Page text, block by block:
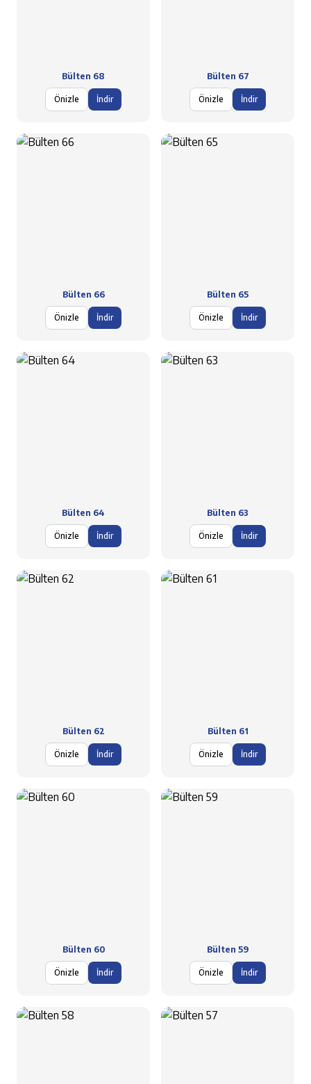
Bülten 68
Önizle İndir
Bülten 67
Önizle İndir
Bülten 66
Önizle İndir
Bülten 65
Önizle İndir
Bülten 64
Önizle İndir
Bülten 63
Önizle İndir
Bülten 62
Önizle İndir
Bülten 61
Önizle İndir
Bülten 60
Önizle İndir
Bülten 59
Önizle İndir